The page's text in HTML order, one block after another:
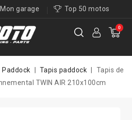
Mon garage Top 50 motos
0
Tapis paddock
Tapis de
TWIN AIR 210x100cm